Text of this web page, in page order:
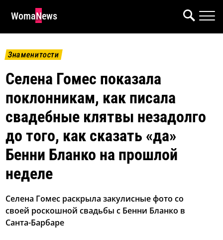
WomaNews
Знаменитости
Селена Гомес показала
поклонникам, как писала
свадебные клятвы незадолго
до того, как сказать «да»
Бенни Бланко на прошлой
неделе
Селена Гомес раскрыла закулисные фото со
своей роскошной свадьбы с Бенни Бланко в
Санта-Барбаре